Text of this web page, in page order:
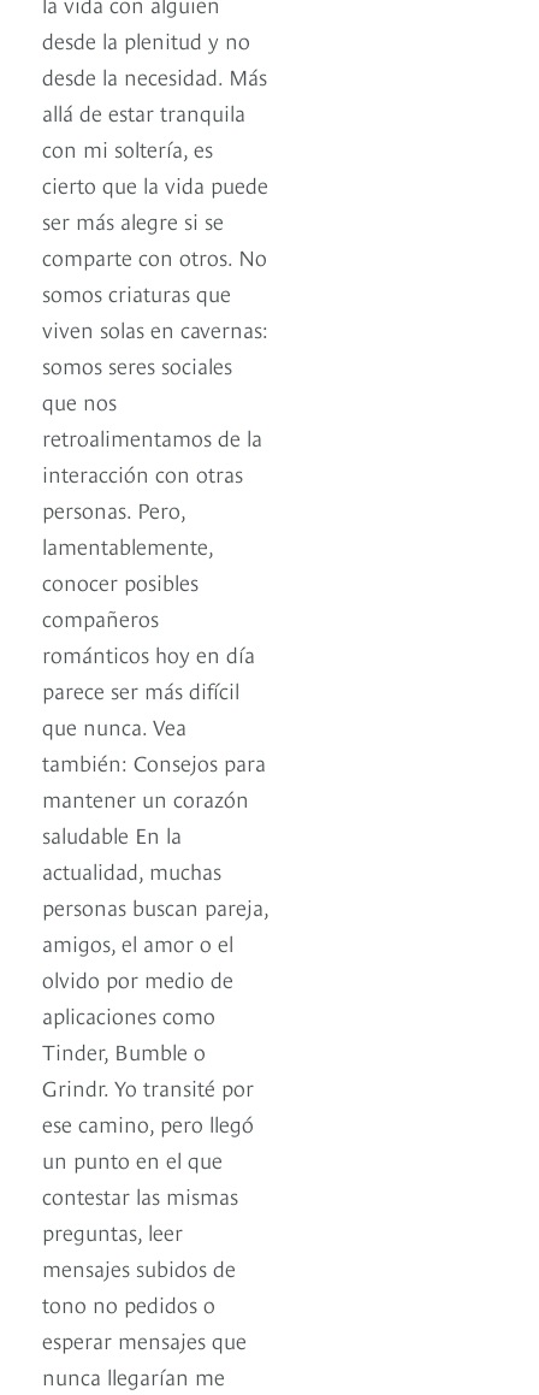
desde la plenitud y no
desde la necesidad. Más
allá de estar tranquila
con mi soltería, es
cierto que la vida puede
ser más alegre si se
comparte con otros. No
somos criaturas que
viven solas en cavernas:
somos seres sociales
que nos
retroalimentamos de la
interacción con otras
personas. Pero,
lamentablemente,
conocer posibles
compañeros
románticos hoy en día
parece ser más difícil
que nunca. Vea
también: Consejos para
mantener un corazón
saludable En la
actualidad, muchas
personas buscan pareja,
amigos, el amor o el
olvido por medio de
aplicaciones como
Tinder, Bumble o
Grindr. Yo transité por
ese camino, pero llegó
un punto en el que
contestar las mismas
preguntas, leer
mensajes subidos de
tono no pedidos o
esperar mensajes que
nunca llegarían me